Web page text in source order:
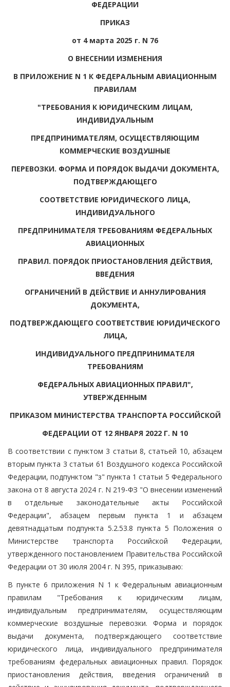
ФЕДЕРАЦИИ
ПРИКАЗ
от 4 марта 2025 г. N 76
О ВНЕСЕНИИ ИЗМЕНЕНИЯ
В ПРИЛОЖЕНИЕ N 1 К ФЕДЕРАЛЬНЫМ АВИАЦИОННЫМ
ПРАВИЛАМ
"ТРЕБОВАНИЯ К ЮРИДИЧЕСКИМ ЛИЦАМ,
ИНДИВИДУАЛЬНЫМ
ПРЕДПРИНИМАТЕЛЯМ, ОСУЩЕСТВЛЯЮЩИМ
КОММЕРЧЕСКИЕ ВОЗДУШНЫЕ
ПЕРЕВОЗКИ. ФОРМА И ПОРЯДОК ВЫДАЧИ ДОКУМЕНТА,
ПОДТВЕРЖДАЮЩЕГО
СООТВЕТСТВИЕ ЮРИДИЧЕСКОГО ЛИЦА,
ИНДИВИДУАЛЬНОГО
ПРЕДПРИНИМАТЕЛЯ ТРЕБОВАНИЯМ ФЕДЕРАЛЬНЫХ
АВИАЦИОННЫХ
ПРАВИЛ. ПОРЯДОК ПРИОСТАНОВЛЕНИЯ ДЕЙСТВИЯ,
ВВЕДЕНИЯ
ОГРАНИЧЕНИЙ В ДЕЙСТВИЕ И АННУЛИРОВАНИЯ
ДОКУМЕНТА,
ПОДТВЕРЖДАЮЩЕГО СООТВЕТСТВИЕ ЮРИДИЧЕСКОГО
ЛИЦА,
ИНДИВИДУАЛЬНОГО ПРЕДПРИНИМАТЕЛЯ
ТРЕБОВАНИЯМ
ФЕДЕРАЛЬНЫХ АВИАЦИОННЫХ ПРАВИЛ",
УТВЕРЖДЕННЫМ
ПРИКАЗОМ МИНИСТЕРСТВА ТРАНСПОРТА РОССИЙСКОЙ
ФЕДЕРАЦИИ ОТ 12 ЯНВАРЯ 2022 Г. N 10
В соответствии с пунктом 3 статьи 8, статьей 10, абзацем
вторым пункта 3 статьи 61 Воздушного кодекса Российской
Федерации, подпунктом "з" пункта 1 статьи 5 Федерального
закона от 8 августа 2024 г. N 219-ФЗ "О внесении изменений
в отдельные законодательные акты Российской
Федерации", абзацем первым пункта 1 и абзацем
девятнадцатым подпункта 5.2.53.8 пункта 5 Положения о
Министерстве транспорта Российской Федерации,
утвержденного постановлением Правительства Российской
Федерации от 30 июля 2004 г. N 395, приказываю:
В пункте 6 приложения N 1 к Федеральным авиационным
правилам "Требования к юридическим лицам,
индивидуальным предпринимателям, осуществляющим
коммерческие воздушные перевозки. Форма и порядок
выдачи документа, подтверждающего соответствие
юридического лица, индивидуального предпринимателя
требованиям федеральных авиационных правил. Порядок
приостановления действия, введения ограничений в